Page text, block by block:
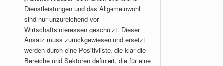
Dienstleistungen und das Allgemeinwohl
sind nur unzureichend vor
Wirtschaftsinteressen geschützt. Dieser
Ansatz muss zurückgewiesen und ersetzt
werden durch eine Positivliste, die klar die
Bereiche und Sektoren definiert, die für eine